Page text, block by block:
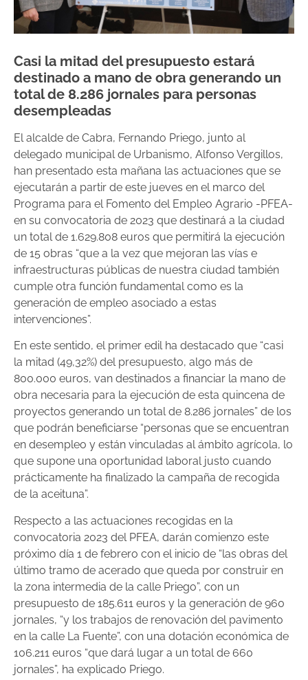
Casi la mitad del presupuesto estará
destinado a mano de obra generando un
total de 8.286 jornales para personas
desempleadas
El alcalde de Cabra, Fernando Priego, junto al
delegado municipal de Urbanismo, Alfonso Vergillos,
han presentado esta mañana las actuaciones que se
ejecutarán a partir de este jueves en el marco del
Programa para el Fomento del Empleo Agrario -PFEA-
en su convocatoria de 2023 que destinará a la ciudad
un total de 1.629.808 euros que permitirá la ejecución
de 15 obras “que a la vez que mejoran las vías e
infraestructuras públicas de nuestra ciudad también
cumple otra función fundamental como es la
generación de empleo asociado a estas
intervenciones”.
En este sentido, el primer edil ha destacado que “casi
la mitad (49,32%) del presupuesto, algo más de
800.000 euros, van destinados a financiar la mano de
obra necesaria para la ejecución de esta quincena de
proyectos generando un total de 8.286 jornales” de los
que podrán beneficiarse “personas que se encuentran
en desempleo y están vinculadas al ámbito agrícola, lo
que supone una oportunidad laboral justo cuando
prácticamente ha finalizado la campaña de recogida
de la aceituna”.
Respecto a las actuaciones recogidas en la
convocatoria 2023 del PFEA, darán comienzo este
próximo día 1 de febrero con el inicio de “las obras del
último tramo de acerado que queda por construir en
la zona intermedia de la calle Priego”, con un
presupuesto de 185.611 euros y la generación de 960
jornales, “y los trabajos de renovación del pavimento
en la calle La Fuente”, con una dotación económica de
106.211 euros “que dará lugar a un total de 660
jornales”, ha explicado Priego.